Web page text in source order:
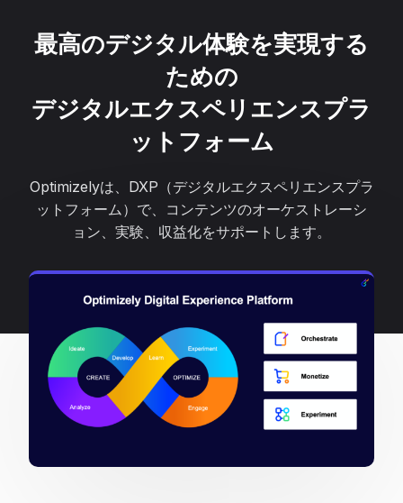
最高のデジタル体験を実現する
ための
デジタルエクスペリエンスプラ
ットフォーム
Optimizelyは、DXP（デジタルエクスペリエンスプラ
ットフォーム）で、コンテンツのオーケストレーシ
ョン、実験、収益化をサポートします。